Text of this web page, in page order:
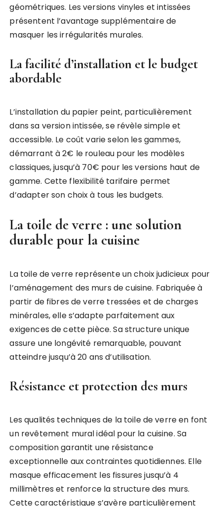
géométriques. Les versions vinyles et intissées
présentent l’avantage supplémentaire de
masquer les irrégularités murales.
La facilité d’installation et le budget
abordable
L’installation du papier peint, particulièrement
dans sa version intissée, se révèle simple et
accessible. Le coût varie selon les gammes,
démarrant à 2€ le rouleau pour les modèles
classiques, jusqu’à 70€ pour les versions haut de
gamme. Cette flexibilité tarifaire permet
d’adapter son choix à tous les budgets.
La toile de verre : une solution
durable pour la cuisine
La toile de verre représente un choix judicieux pour
l’aménagement des murs de cuisine. Fabriquée à
partir de fibres de verre tressées et de charges
minérales, elle s’adapte parfaitement aux
exigences de cette pièce. Sa structure unique
assure une longévité remarquable, pouvant
atteindre jusqu’à 20 ans d’utilisation.
Résistance et protection des murs
Les qualités techniques de la toile de verre en font
un revêtement mural idéal pour la cuisine. Sa
composition garantit une résistance
exceptionnelle aux contraintes quotidiennes. Elle
masque efficacement les fissures jusqu’à 4
millimètres et renforce la structure des murs.
Cette caractéristique s’avère particulièrement